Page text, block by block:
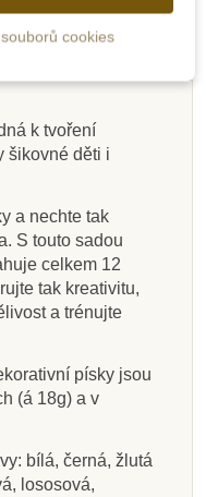
Třpytivé
obrázky,
2 kusy
60 Kč 75 Kč
Přidat do košíku
Sentosphere
flitry - Páv
270 Kč 385 Kč
Přidat do košíku
Mandaly pro děti
písků č. 3/ 12
barev
170 Kč
Zobrazit detail
Sentosphere
- Pískové
obrázky - Zvířata
445 Kč
Přidat do košíku
k tvoření
šikovné děti i
a nechte tak
S touto sadou
celkem 12
tak kreativitu,
a trénujte
písky jsou
(á 18g) a v
bílá, černá, žlutá
lososová,
cookies